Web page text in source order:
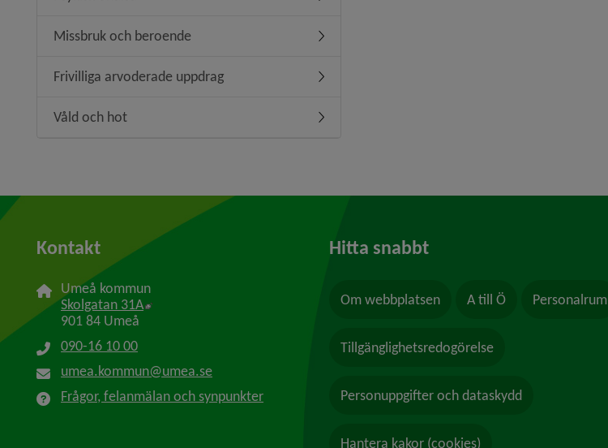
Missbruk och beroende Undermeny för Missbruk och beroende
Frivilliga arvoderade uppdrag Undermeny för Frivilliga arvoderade uppdrag
Våld och hot Undermeny för Våld och hot
Kontakt
Umeå kommun
Skolgatan 31A Länk till annan webbplats, öppnas i nytt fönster.
901 84 Umeå
090-16 10 00
umea.kommun@umea.se
Frågor, felanmälan och synpunkter
Hitta snabbt
Om webbplatsen A till Ö Personalrum
Tillgänglighetsredogörelse
Personuppgifter och dataskydd
Hantera kakor (cookies)